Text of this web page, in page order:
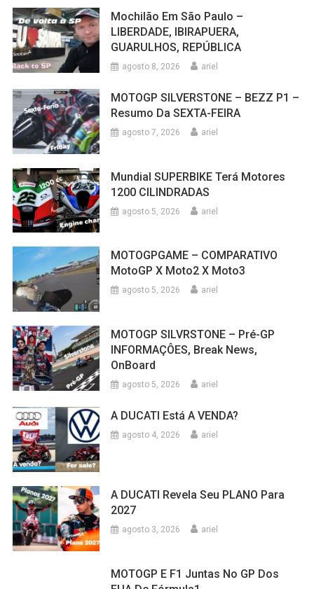
Mochilão Em São Paulo –
LIBERDADE, IBIRAPUERA,
GUARULHOS, REPÚBLICA
agosto 8, 2026 ariel
MOTOGP SILVERSTONE – BEZZ P1 –
Resumo Da SEXTA-FEIRA
agosto 7, 2026 ariel
Mundial SUPERBIKE Terá Motores
1200 CILINDRADAS
agosto 5, 2026 ariel
MOTOGPGAME – COMPARATIVO
MotoGP X Moto2 X Moto3
agosto 5, 2026 ariel
MOTOGP SILVRSTONE – Pré-GP
INFORMAÇÔES, Break News,
OnBoard
agosto 5, 2026 ariel
A DUCATI Está A VENDA?
agosto 4, 2026 ariel
A DUCATI Revela Seu PLANO Para
2027
agosto 3, 2026 ariel
MOTOGP E F1 Juntas No GP Dos